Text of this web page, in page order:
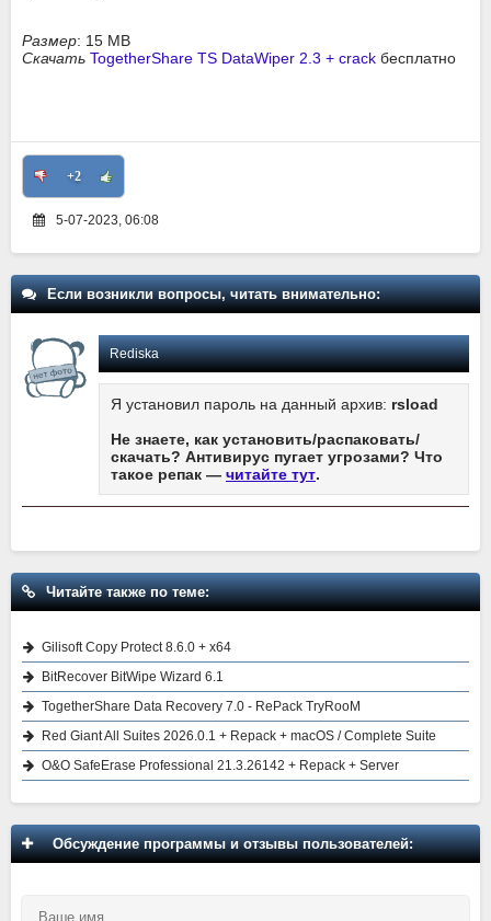
Размер: 15 MB
Скачать TogetherShare TS DataWiper 2.3 + crack бесплатно
+2
5-07-2023, 06:08
Если возникли вопросы, читать внимательно:
Rediska
Я установил пароль на данный архив: rsload
Не знаете, как установить/распаковать/
скачать? Антивирус пугает угрозами? Что
такое репак — читайте тут.
Читайте также по теме:
Gilisoft Copy Protect 8.6.0 + x64
BitRecover BitWipe Wizard 6.1
TogetherShare Data Recovery 7.0 - RePack TryRooM
Red Giant All Suites 2026.0.1 + Repack + macOS / Complete Suite
O&O SafeErase Professional 21.3.26142 + Repack + Server
Обсуждение программы и отзывы пользователей: